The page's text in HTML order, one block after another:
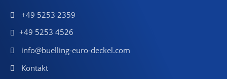
+49 5253 2359
+49 5253 4526
info@buelling-euro-deckel.com
Kontakt